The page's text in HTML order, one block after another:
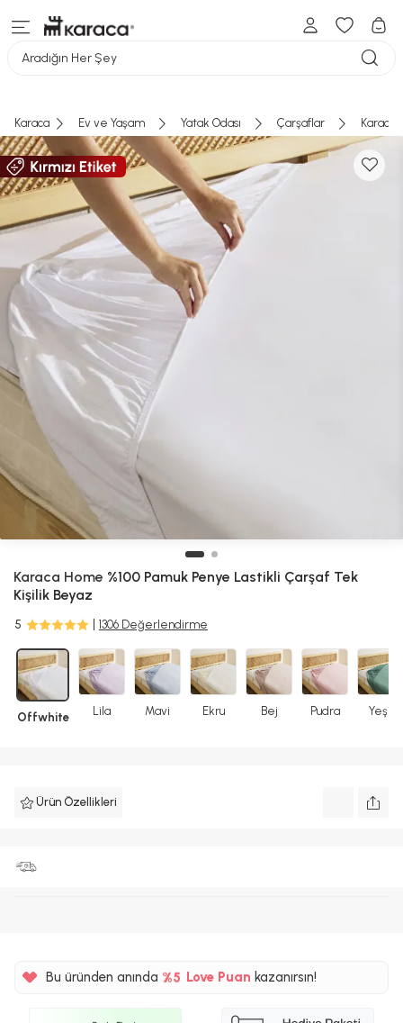
Aradığın Her Şey
Karaca Ev ve Yaşam Yatak Odası Çarşaflar Karaca
Karaca Home %100 Pamuk Penye Lastikli Çarşaf Tek
Kişilik Beyaz
5 1306 Değerlendirme
Offwhite Lila Mavi Ekru Bej Pudra Yeşil
Ürün Özellikleri
Bu üründen anında %5
%5
Love Puankazanırsın!